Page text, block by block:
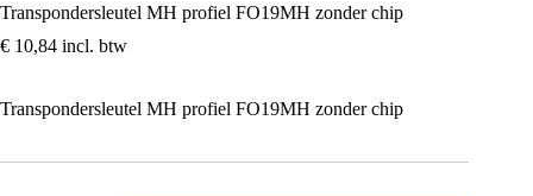
Transpondersleutel MH profiel FO19MH zonder chip
€ 10,84 incl. btw
Transpondersleutel MH profiel FO19MH zonder chip